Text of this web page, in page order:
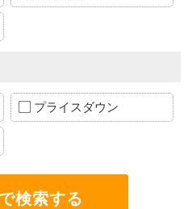
プライスダウン